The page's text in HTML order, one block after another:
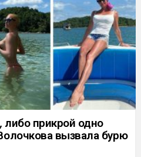
либо прикрой одно
вызвала бурю